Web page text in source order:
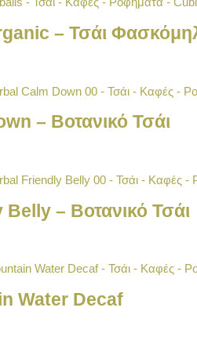
– Τσάι
– Βοτανικό Τσάι
– Βοτανικό Τσάι
Water Decaf